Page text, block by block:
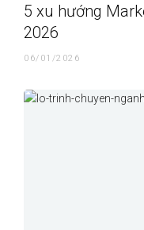
5 xu hướng
2026
06/01/2026